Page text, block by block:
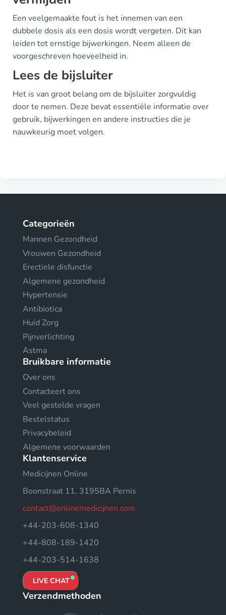
Een veelgemaakte fout is het innemen van een
dubbele dosis als een dosis wordt vergeten. Dit kan
leiden tot ernstige bijwerkingen. Neem alleen de
voorgeschreven hoeveelheid in.
Lees de bijsluiter
Het is van groot belang om de bijsluiter zorgvuldig
door te nemen. Deze bevat essentiële informatie over
gebruik, bijwerkingen en andere instructies die je
nauwkeurig moet volgen.
Categorieën
Mannen Gezondheid
Vrouwen Gezondheid
Erectiele disfunctie
Algemene gezondheid
Hypertensie
Antibiotica
Huid Zorg
Pijnverlichting
Astma
Bruikbare informatie
Over ons
Contacteert ons
Veel gestelde vragen
Bestelstatus
Privacybeleid
Algemene voorwaarden
Klantenservice
Medicijnen Online
Boonstraat 11, 3195BA Pernis
contact@onlinemedicijnen.com
+44-203-608-1340
+44-808-189-1420
+44-203-514-1638
LIVE CHAT
Verzendmethoden